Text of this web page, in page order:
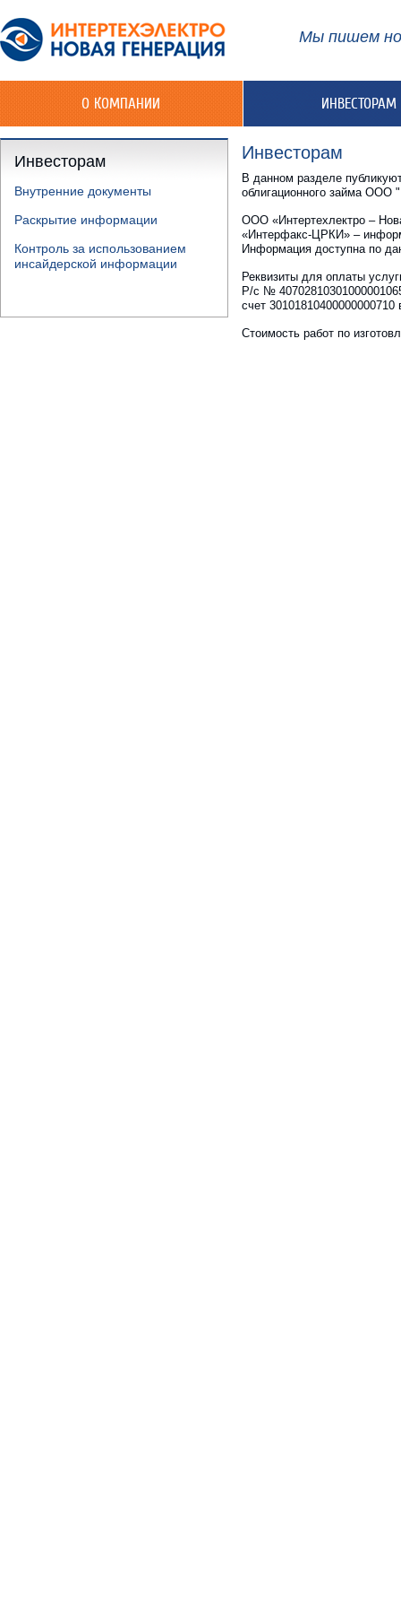
Мы пишем
О КОМПАНИИ ИНВЕСТОРАМ
Инвесторам
Внутренние документы
Раскрытие информации
Контроль за использованием
инсайдерской информации
Инвесторам
В данном разделе
облигационного займа ООО
ООО «Интертехлектро –
«Интерфакс-ЦРКИ» –
Информация доступна по
Реквизиты для оплаты
Р/с №
счет
Стоимость работ по